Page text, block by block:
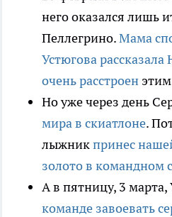
него оказался лишь
Пеллегрино.Мама
Устюгова
очень расстроен
Но уже через день
мира в скиатлоне.
лыжникпринес
золото в командном
А в пятницу, 3 марта,
команде завоевать